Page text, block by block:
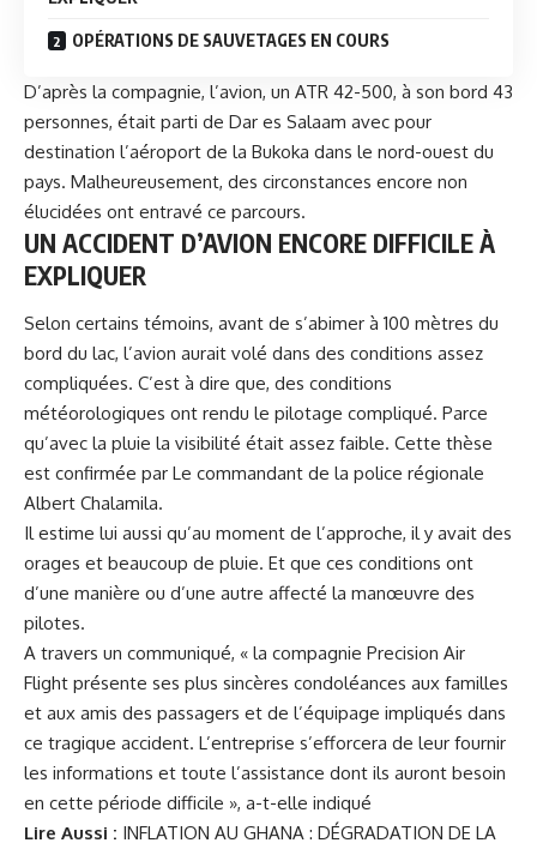
OPÉRATIONS DE SAUVETAGES EN COURS
D’après la compagnie, l’avion, un ATR 42-500, à son bord 43
personnes, était parti de Dar es Salaam avec pour
destination l’aéroport de la Bukoka dans le nord-ouest du
pays. Malheureusement, des circonstances encore non
élucidées ont entravé ce parcours.
UN ACCIDENT D’AVION ENCORE DIFFICILE À
EXPLIQUER
Selon certains témoins, avant de s’abimer à 100 mètres du
bord du lac, l’avion aurait volé dans des conditions assez
compliquées. C’est à dire que, des conditions
météorologiques ont rendu le pilotage compliqué. Parce
qu’avec la pluie la visibilité était assez faible. Cette thèse
est confirmée par Le commandant de la police régionale
Albert Chalamila.
Il estime lui aussi qu’au moment de l’approche, il y avait des
orages et beaucoup de pluie. Et que ces conditions ont
d’une manière ou d’une autre affecté la manœuvre des
pilotes.
A travers un communiqué, « la compagnie Precision Air
Flight présente ses plus sincères condoléances aux familles
et aux amis des passagers et de l’équipage impliqués dans
ce tragique accident. L’entreprise s’efforcera de leur fournir
les informations et toute l’assistance dont ils auront besoin
en cette période difficile », a-t-elle indiqué
Lire Aussi : INFLATION AU GHANA : DÉGRADATION DE LA